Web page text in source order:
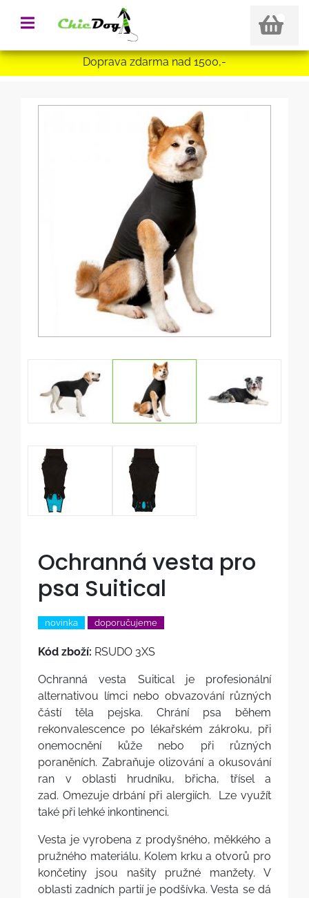
Doprava zdarma nad 1500,-
Ochranná vesta pro
psa Suitical
novinka doporučujeme
Kód zboží: RSUDO 3XS
Ochranná vesta Suitical je profesionální
alternativou límci nebo obvazování různých
částí těla pejska. Chrání psa během
rekonvalescence po lékařském zákroku, při
onemocnění kůže nebo při různých
poraněních. Zabraňuje olizování a okusování
ran v oblasti hrudníku, břicha, třísel a
zad. Omezuje drbání při alergiích. Lze využít
také při lehké inkontinenci.
Vesta je vyrobena z prodyšného, měkkého a
pružného materiálu. Kolem krku a otvorů pro
končetiny jsou našity pružné manžety. V
oblasti zadních partií je podšívka. Vesta se dá